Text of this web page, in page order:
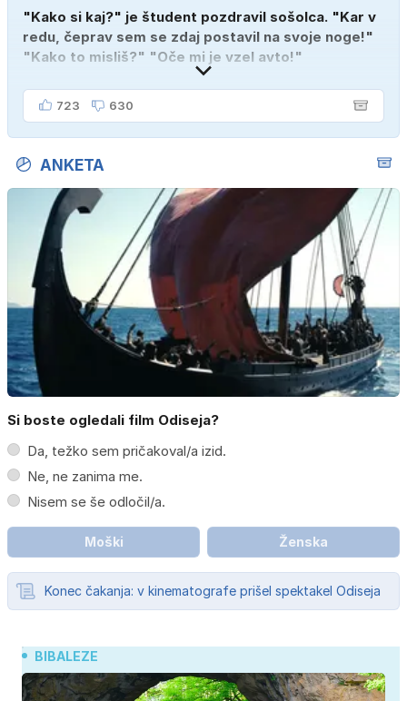
"Kako si kaj?" je študent pozdravil sošolca. "Kar v
redu, čeprav sem se zdaj postavil na svoje noge!"
"Kako to misliš?" "Oče mi je vzel avto!"
723 630
ANKETA
Si boste ogledali film Odiseja?
Da, težko sem pričakoval/a izid.
Ne, ne zanima me.
Nisem se še odločil/a.
Moški Ženska
Konec čakanja: v kinematografe prišel spektakel Odiseja
BIBALEZE